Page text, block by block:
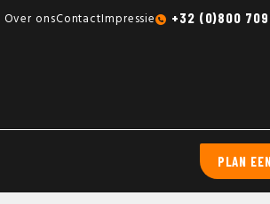
Gratis sampleboxen mogelijk
Over onsContactImpressie +32 (0)800
PLAN